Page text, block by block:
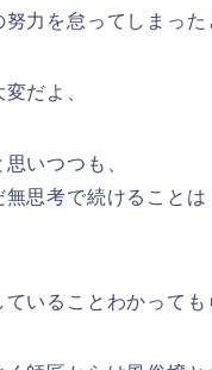
力を怠ってしまった
だよ、
いつつも、
思考で続けることは
いることわかっても